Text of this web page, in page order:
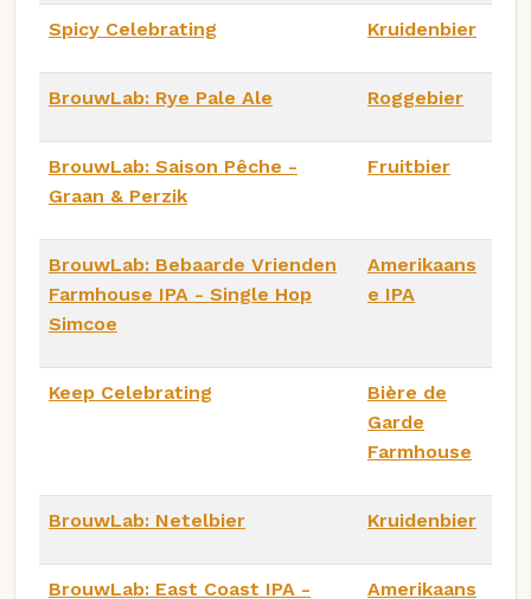
Spicy Celebrating Kruidenbier
BrouwLab: Rye Pale Ale Roggebier
BrouwLab: Saison Pêche -
Graan & Perzik
Fruitbier
BrouwLab: Bebaarde Vrienden
Farmhouse IPA - Single Hop
Simcoe
Amerikaans
e IPA
Keep Celebrating
Bière de
Garde
Farmhouse
BrouwLab: Netelbier Kruidenbier
BrouwLab: East Coast IPA - Amerikaans